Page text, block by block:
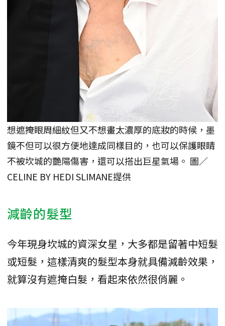
想遮掩眼周細紋但又不想畫太濃厚的底妝的時候，墨
鏡不但可以很方便地達成同樣目的，也可以保護眼睛
不被坎城的艷陽傷害，還可以搭出巨星氣場。 圖／
CELINE BY HEDI SLIMANE提供
減齡的髮型
今年現身坎城的資深女星，大多都是留著中短髮
或短髮，這樣清爽的髮型本身就具備減齡效果，
就算沒有遮掩白髮，看起來依然很俏麗。